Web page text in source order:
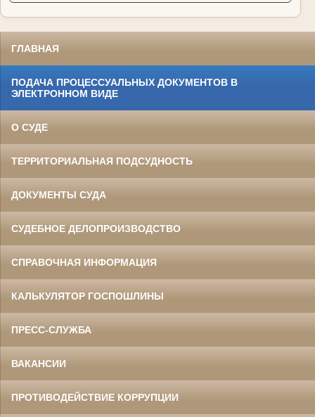
ГЛАВНАЯ
ПОДАЧА ПРОЦЕССУАЛЬНЫХ ДОКУМЕНТОВ В
ЭЛЕКТРОННОМ ВИДЕ
О СУДЕ
ТЕРРИТОРИАЛЬНАЯ ПОДСУДНОСТЬ
ДОКУМЕНТЫ СУДА
СУДЕБНОЕ ДЕЛОПРОИЗВОДСТВО
СПРАВОЧНАЯ ИНФОРМАЦИЯ
КАЛЬКУЛЯТОР ГОСПОШЛИНЫ
ПРЕСС-СЛУЖБА
ВАКАНСИИ
ПРОТИВОДЕЙСТВИЕ КОРРУПЦИИ